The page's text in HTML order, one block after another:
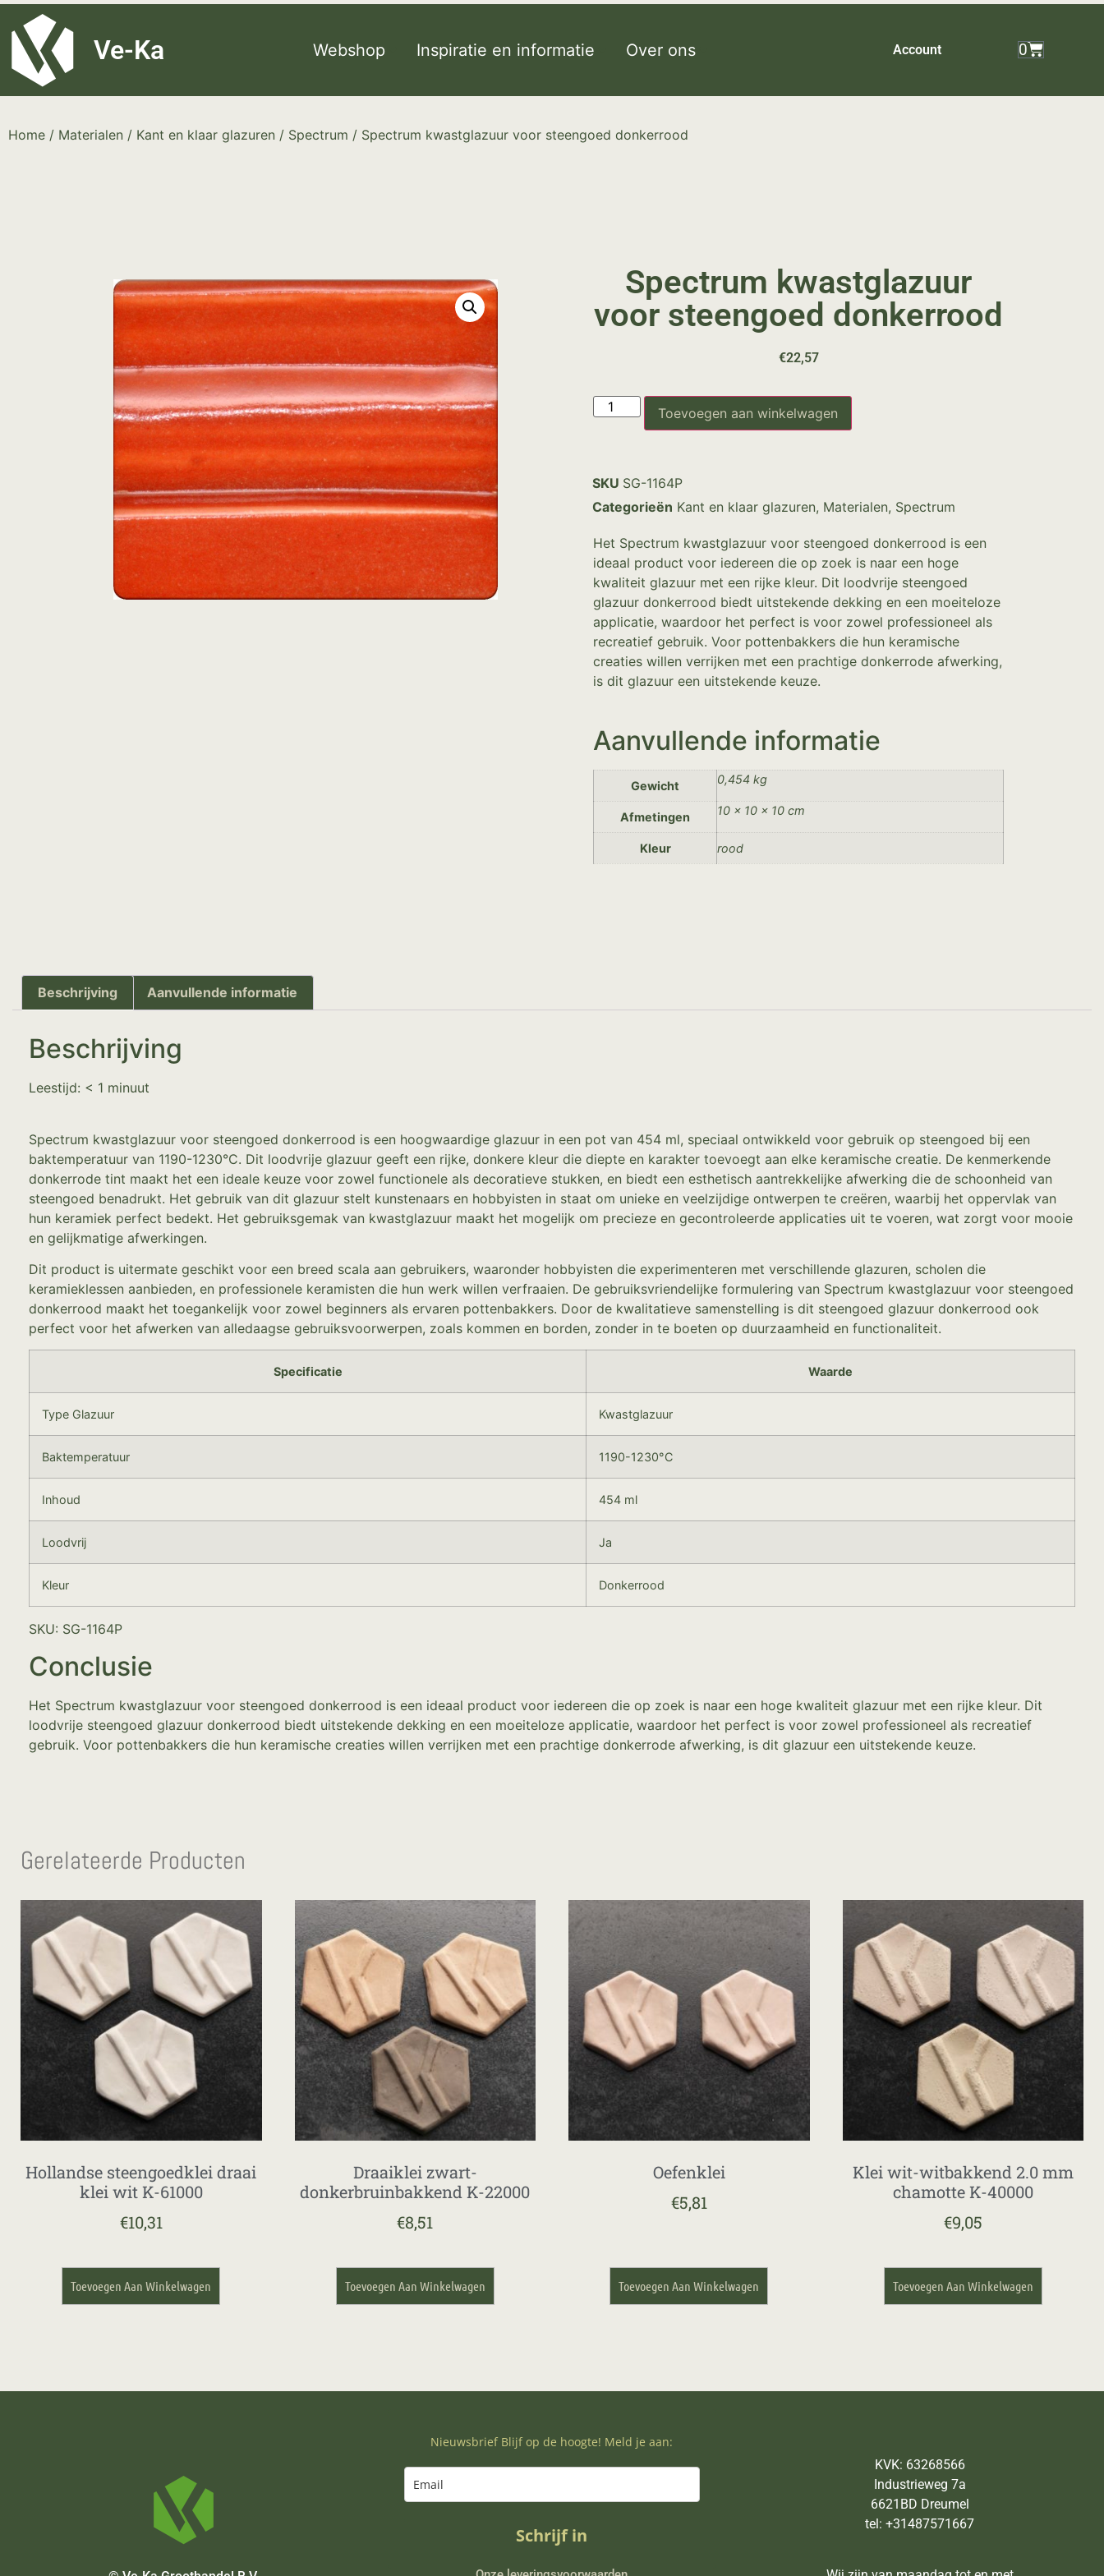
G-8P7N3X5BJ9
Ve-Ka Webshop Inspiratie en informatie Over ons Account 0
Home / Materialen / Kant en klaar glazuren / Spectrum / Spectrum kwastglazuur voor steengoed donkerrood
Spectrum kwastglazuur
voor steengoed donkerrood
€22,57
Toevoegen aan winkelwagen
SKU SG-1164P
Categorieën Kant en klaar glazuren, Materialen, Spectrum
Het Spectrum kwastglazuur voor steengoed donkerrood is een
ideaal product voor iedereen die op zoek is naar een hoge
kwaliteit glazuur met een rijke kleur. Dit loodvrije steengoed
glazuur donkerrood biedt uitstekende dekking en een moeiteloze
applicatie, waardoor het perfect is voor zowel professioneel als
recreatief gebruik. Voor pottenbakkers die hun keramische
creaties willen verrijken met een prachtige donkerrode afwerking,
is dit glazuur een uitstekende keuze.
Aanvullende informatie
Gewicht 0,454 kg
Afmetingen 10 × 10 × 10 cm
Kleur rood
Beschrijving Aanvullende informatie
Beschrijving
Leestijd: < 1 minuut
Spectrum kwastglazuur voor steengoed donkerrood is een hoogwaardige glazuur in een pot van 454 ml, speciaal ontwikkeld voor gebruik op steengoed bij een
baktemperatuur van 1190-1230°C. Dit loodvrije glazuur geeft een rijke, donkere kleur die diepte en karakter toevoegt aan elke keramische creatie. De kenmerkende
donkerrode tint maakt het een ideale keuze voor zowel functionele als decoratieve stukken, en biedt een esthetisch aantrekkelijke afwerking die de schoonheid van
steengoed benadrukt. Het gebruik van dit glazuur stelt kunstenaars en hobbyisten in staat om unieke en veelzijdige ontwerpen te creëren, waarbij het oppervlak van
hun keramiek perfect bedekt. Het gebruiksgemak van kwastglazuur maakt het mogelijk om precieze en gecontroleerde applicaties uit te voeren, wat zorgt voor mooie
en gelijkmatige afwerkingen.
Dit product is uitermate geschikt voor een breed scala aan gebruikers, waaronder hobbyisten die experimenteren met verschillende glazuren, scholen die
keramieklessen aanbieden, en professionele keramisten die hun werk willen verfraaien. De gebruiksvriendelijke formulering van Spectrum kwastglazuur voor steengoed
donkerrood maakt het toegankelijk voor zowel beginners als ervaren pottenbakkers. Door de kwalitatieve samenstelling is dit steengoed glazuur donkerrood ook
perfect voor het afwerken van alledaagse gebruiksvoorwerpen, zoals kommen en borden, zonder in te boeten op duurzaamheid en functionaliteit.
Specificatie Waarde
Type Glazuur Kwastglazuur
Baktemperatuur 1190-1230°C
Inhoud 454 ml
Loodvrij Ja
Kleur Donkerrood
SKU: SG-1164P
Conclusie
Het Spectrum kwastglazuur voor steengoed donkerrood is een ideaal product voor iedereen die op zoek is naar een hoge kwaliteit glazuur met een rijke kleur. Dit
loodvrije steengoed glazuur donkerrood biedt uitstekende dekking en een moeiteloze applicatie, waardoor het perfect is voor zowel professioneel als recreatief
gebruik. Voor pottenbakkers die hun keramische creaties willen verrijken met een prachtige donkerrode afwerking, is dit glazuur een uitstekende keuze.
Gerelateerde Producten
Hollandse steengoedklei draai
klei wit K-61000
€10,31
Toevoegen Aan Winkelwagen
Draaiklei zwart-
donkerbruinbakkend K-22000
€8,51
Toevoegen Aan Winkelwagen
Oefenklei
€5,81
Toevoegen Aan Winkelwagen
Klei wit-witbakkend 2.0 mm
chamotte K-40000
€9,05
Toevoegen Aan Winkelwagen
Nieuwsbrief Blijf op de hoogte! Meld je aan:
Schrijf in
KVK: 63268566
Industrieweg 7a
6621BD Dreumel
tel: +31487571667